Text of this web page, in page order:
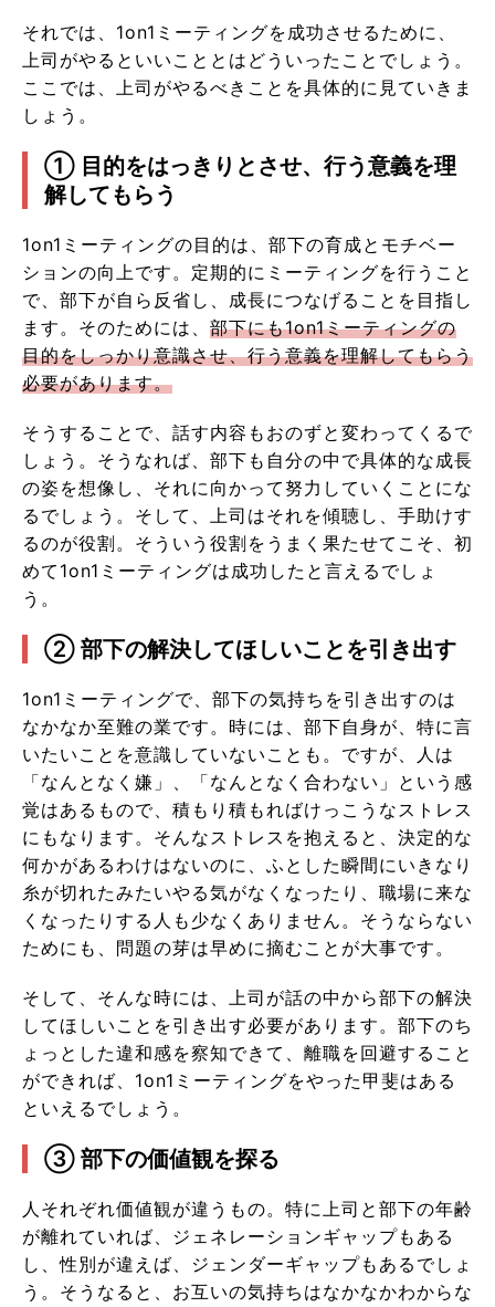
それでは、1on1ミーティングを成功させるために、
上司がやるといいこととはどういったことでしょう。
ここでは、上司がやるべきことを具体的に見ていきま
しょう。
① 目的をはっきりとさせ、行う意義を理
解してもらう
1on1ミーティングの目的は、部下の育成とモチベー
ションの向上です。定期的にミーティングを行うこと
で、部下が自ら反省し、成長につなげることを目指し
ます。そのためには、 部下にも1on1ミーティングの
目的をしっかり意識させ、行う意義を理解してもらう
必要があります。
そうすることで、話す内容もおのずと変わってくるで
しょう。そうなれば、部下も自分の中で具体的な成長
の姿を想像し、それに向かって努力していくことにな
るでしょう。そして、上司はそれを傾聴し、手助けす
るのが役割。そういう役割をうまく果たせてこそ、初
めて1on1ミーティングは成功したと言えるでしょ
う。
② 部下の解決してほしいことを引き出す
1on1ミーティングで、部下の気持ちを引き出すのは
なかなか至難の業です。時には、部下自身が、特に言
いたいことを意識していないことも。ですが、人は
「なんとなく嫌」、「なんとなく合わない」という感
覚はあるもので、積もり積もればけっこうなストレス
にもなります。そんなストレスを抱えると、決定的な
何かがあるわけはないのに、ふとした瞬間にいきなり
糸が切れたみたいやる気がなくなったり、職場に来な
くなったりする人も少なくありません。そうならない
ためにも、問題の芽は早めに摘むことが大事です。
そして、そんな時には、上司が話の中から部下の解決
してほしいことを引き出す必要があります。部下のち
ょっとした違和感を察知できて、離職を回避すること
ができれば、1on1ミーティングをやった甲斐はある
といえるでしょう。
③ 部下の価値観を探る
人それぞれ価値観が違うもの。特に上司と部下の年齢
が離れていれば、ジェネレーションギャップもある
し、性別が違えば、ジェンダーギャップもあるでしょ
う。そうなると、お互いの気持ちはなかなかわからな